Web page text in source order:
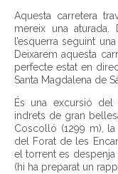
Aquesta carretera
mereix una
l’esquerra seguint
Deixarem aquesta
perfecte estat en
Santa Magdalena de
És una excursió
indrets de gran
Coscolló (1299 m),
del Forat de les
el torrent es
(hi ha preparat un